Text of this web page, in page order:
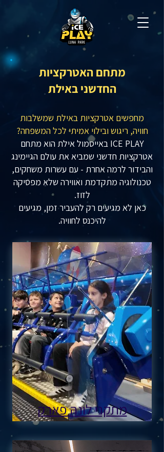
מתחם האטרקציות
החדשני באילת
מחפשים אטרקציות באילת שמשלבות
חוויה, ריגוש ובילוי אמיתי לכל המשפחה?
ICE PLAY באייסמול אילת הוא מתחם
אטרקציות חדשני שמביא את עולם הגיימינג
והבידור לרמה אחרת - עם עשרות משחקים,
טכנולוגיה מתקדמת ואווירה שלא מפסיקה
לזוז.
כאן לא מגיעים רק להעביר זמן, מגיעים
להיכנס לחוויה.
מתקני לונה פארק